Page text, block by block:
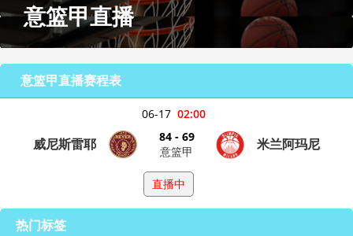
意篮甲直播
意篮甲直播赛程表
02:00
06-17
威尼斯雷耶
84 - 69
意篮甲
米兰阿玛尼
直播中
热门标签